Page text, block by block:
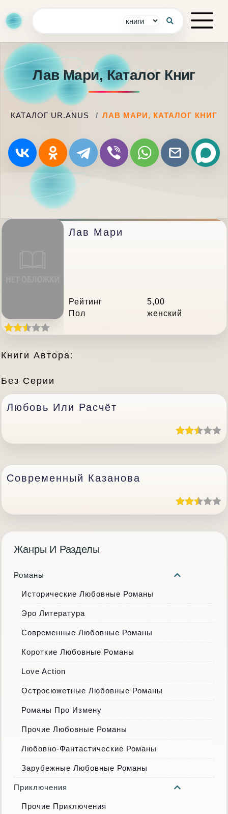
Лав Мари, Каталог Книг
КАТАЛОГ UR.ANUS ЛАВ МАРИ, КАТАЛОГ КНИГ
Лав Мари
Рейтинг
5,00
Пол
женский
Книги Автора:
Без Серии
Любовь Или Расчёт
Современный Казанова
Жанры И Разделы
Романы
Исторические Любовные Романы
Эро Литература
Современные Любовные Романы
Короткие Любовные Романы
Love Action
Остросюжетные Любовные Романы
Романы Про Измену
Прочие Любовные Романы
Любовно-Фантастические Романы
Зарубежные Любовные Романы
Приключения
Прочие Приключения